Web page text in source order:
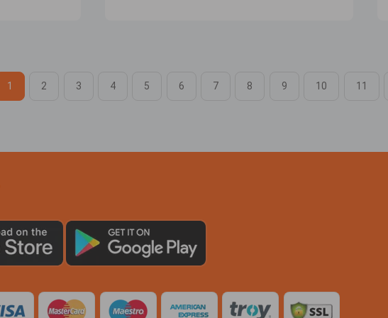
1 2 3 4 5 6 7 8 9 10 11